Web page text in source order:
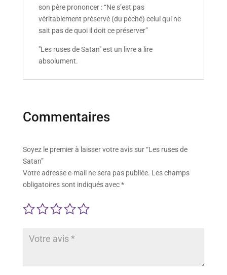
son père prononcer : “Ne s’est pas
véritablement préservé (du péché) celui qui ne
sait pas de quoi il doit ce préserver”
"Les ruses de Satan" est un livre a lire
absolument.
Commentaires
Soyez le premier à laisser votre avis sur “Les ruses de
Satan”
Votre adresse e-mail ne sera pas publiée. Les champs
obligatoires sont indiqués avec*